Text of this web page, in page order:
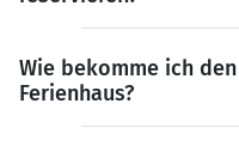
Wie bekomme ich
Ferienhaus?